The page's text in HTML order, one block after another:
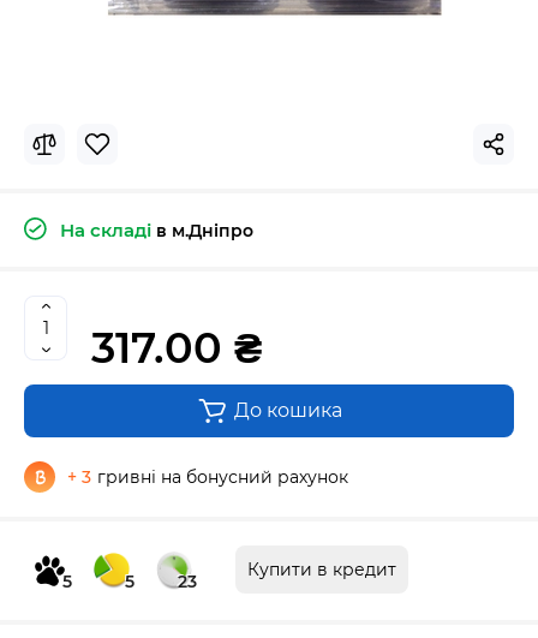
На складі в м.Дніпро
317.00 ₴
До кошика
+ 3 гривні на бонусний рахунок
5 5 23
Купити в кредит